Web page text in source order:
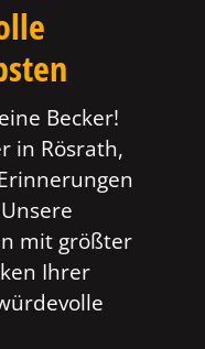
Becker!
in Rösrath,
mit größter
Ihrer